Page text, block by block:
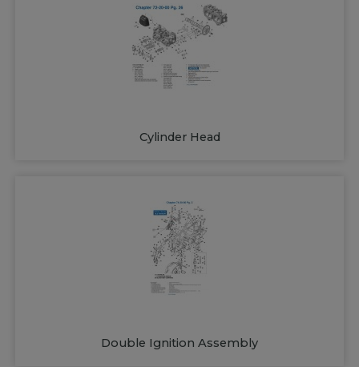
Cylinder Head
Double Ignition Assembly